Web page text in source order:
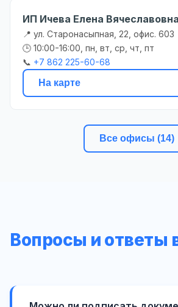
ИП Ичева Елена Вячеславовна
📍 ул. Старонасыпная, 22, офис. 603
🕒 10:00-16:00, пн, вт, ср, чт, пт
📞 +7 862 225-60-68
На карте
Все офисы (14)
Вопросы и ответы